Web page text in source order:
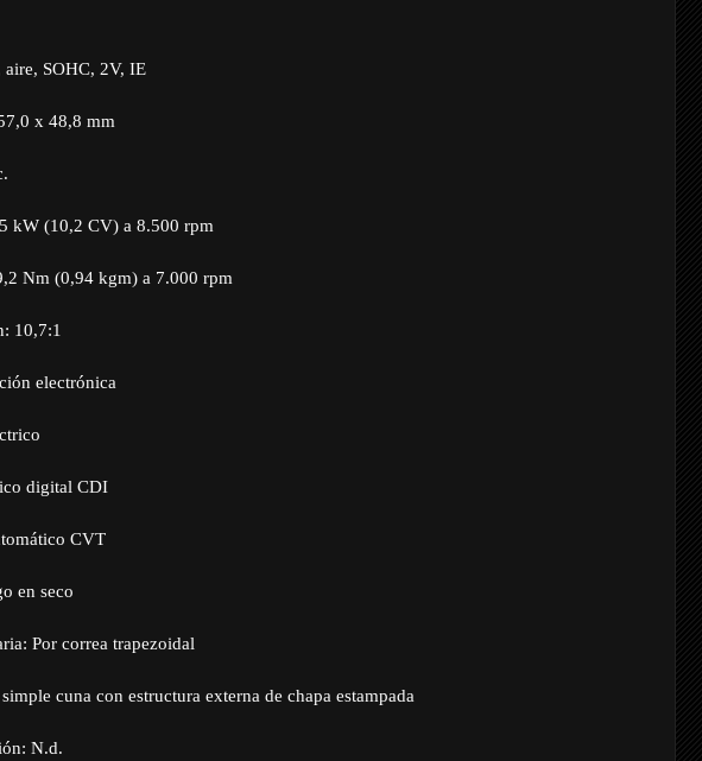
SOHC, 2V, IE
x 48,8 mm
kW (10,2 CV) a 8.500 rpm
Nm (0,94 kgm) a 7.000 rpm
10,7:1
electrónica
digital CDI
CVT
en seco
Por correa trapezoidal
cuna con estructura externa de chapa estampada
N.d.